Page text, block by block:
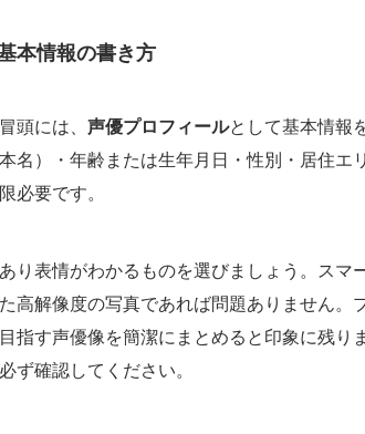
本情報の書き方
頭には、 声優プロフィールとして基本情報
名）・年齢または生年月日・性別・居住エ
必要です。
り表情がわかるものを選びましょう。スマ
高解像度の写真であれば問題ありません
指す声優像を簡潔にまとめると印象に残り
ず確認してください。